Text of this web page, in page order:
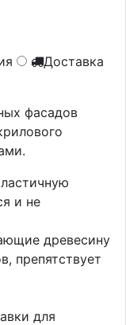
Доставка
фасадов
и не
древесину
препятствует
для